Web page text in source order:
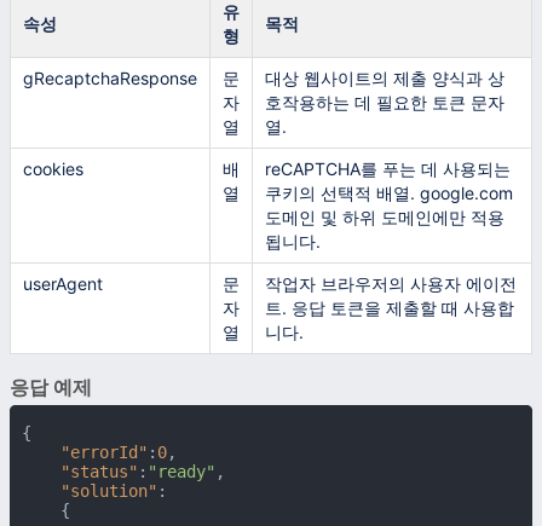
속성
유
형
목적
gRecaptchaResponse
문
자
열
대상 웹사이트의 제출 양식과 상
호작용하는 데 필요한 토큰 문자
열.
cookies
배
열
reCAPTCHA를 푸는 데 사용되는
쿠키의 선택적 배열. google.com
도메인 및 하위 도메인에만 적용
됩니다.
userAgent
문
자
열
작업자 브라우저의 사용자 에이전
트. 응답 토큰을 제출할 때 사용합
니다.
응답 예제
{
"errorId" : 0,
"status" : "ready" ,
"solution" :
{